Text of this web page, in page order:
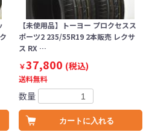
【未使用品】トーヨー プロクセスス
ポーツ2 235/55R19 2本販売 レクサ
ス RX …
￥37,800 (税込)
送料無料
数量
カートに入れる